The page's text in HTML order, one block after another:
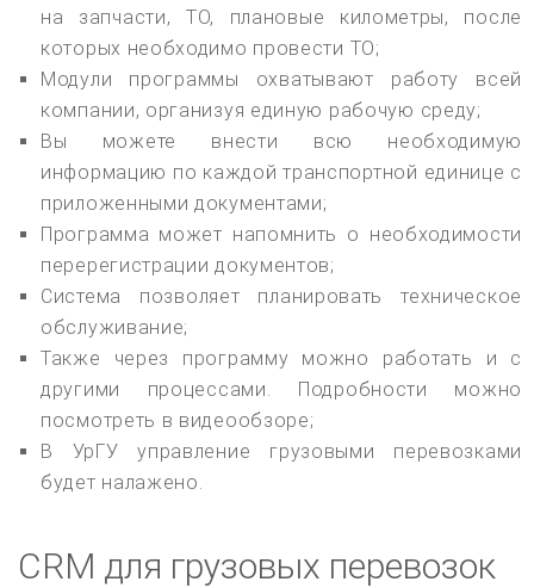
на запчасти, ТО, плановые километры, после
которых необходимо провести ТО;
Модули программы охватывают работу всей
компании, организуя единую рабочую среду;
Вы можете внести всю необходимую
информацию по каждой транспортной единице с
приложенными документами;
Программа может напомнить о необходимости
перерегистрации документов;
Система позволяет планировать техническое
обслуживание;
Также через программу можно работать и с
другими процессами. Подробности можно
посмотреть в видеообзоре;
В УрГУ управление грузовыми перевозками
будет налажено.
CRM для грузовых перевозок